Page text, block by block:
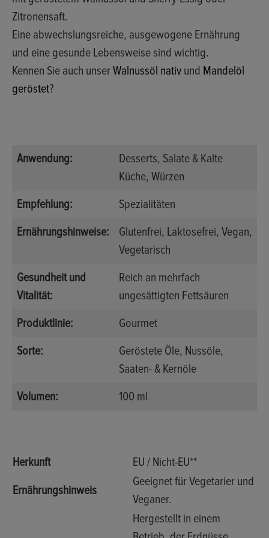
Zitronensaft.
Eine abwechslungsreiche, ausgewogene Ernährung
und eine gesunde Lebensweise sind wichtig.
Kennen Sie auch unserWalnussöl nativ und Mandelöl
geröstet?
Anwendung: Desserts, Salate & Kalte
Küche, Würzen
Empfehlung:
Spezialitäten
Ernährungshinweise:
Glutenfrei, Laktosefrei, Vegan,
Vegetarisch
Gesundheit und
Vitalität:
Reich an mehrfach
ungesättigten Fettsäuren
Produktlinie:
Gourmet
Sorte:
Geröstete Öle, Nussöle,
Saaten- & Kernöle
Volumen:
100 ml
Herkunft
EU / Nicht-EU**
Ernährungshinweis
Geeignet für Vegetarier und
Veganer.
Hergestellt in einem